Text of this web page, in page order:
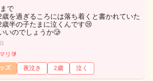
で
歳を過ぎるころには落ち着くと書かれていた
半の子たまに泣くんです😢
いのでしょうか🥲
リ🔰
ズ
夜泣き 2歳 泣く